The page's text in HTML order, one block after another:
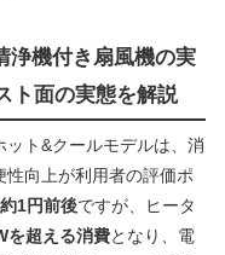
浄機付き扇風機の実
ト面の実態を解説
ト&クールモデルは、消
向上が利用者の評価ポ
約1円前後ですが、ヒータ
を超える消費となり、電